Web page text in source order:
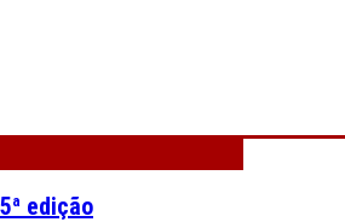
edição